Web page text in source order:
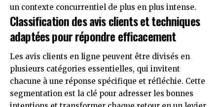
un contexte concurrentiel de plus en plus intense.
Classification des avis clients et techniques
adaptées pour répondre efficacement
Les avis clients en ligne peuvent être divisés en
plusieurs catégories essentielles, qui invitent
chacune à une réponse spécifique et réfléchie. Cette
segmentation est la clé pour adresser les bonnes